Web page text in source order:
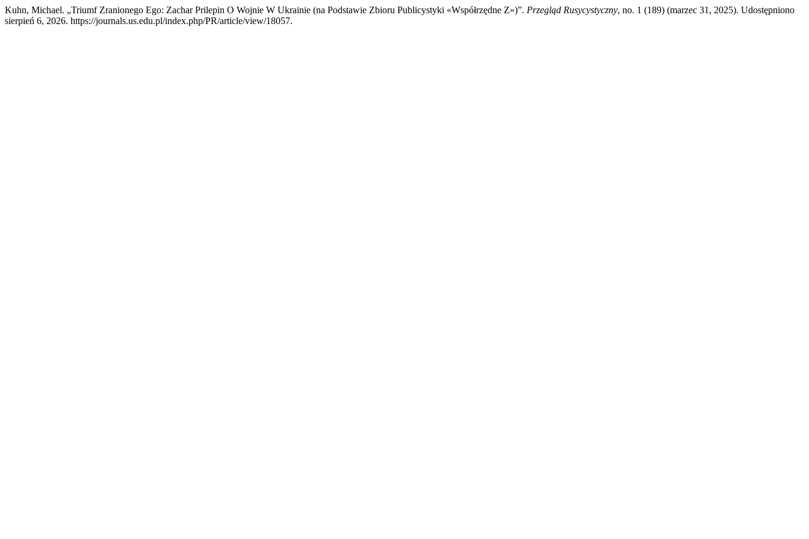
Kuhn, Michael. „Triumf Zranionego Ego: Zachar Prilepin O Wojnie W Ukrainie (na Podstawie Zbioru Publicystyki «Współrzędne Z»)”. Przegląd Rusycystyczny, no. 1 (189) (marzec 31, 2025). Udostępniono
sierpień 6, 2026. https://journals.us.edu.pl/index.php/PR/article/view/18057.